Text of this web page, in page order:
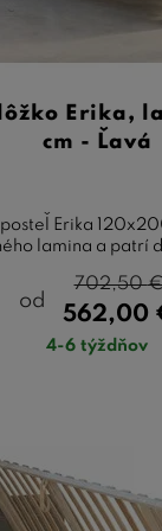
Erika,
cm - Ľavá
Erika
lamina a patrí
od
562,00
702,50
4-6 týždňov